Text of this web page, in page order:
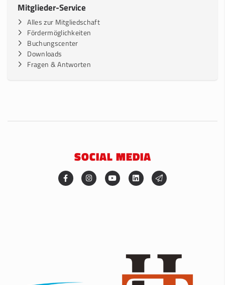
Mitglieder-Service
Alles zur Mitgliedschaft
Fördermöglichkeiten
Buchungscenter
Downloads
Fragen & Antworten
SOCIAL MEDIA